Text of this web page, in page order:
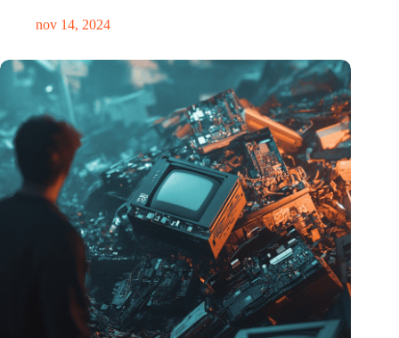
nov 14, 2024